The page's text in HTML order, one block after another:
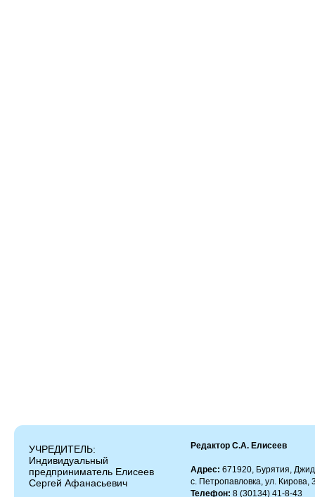
УЧРЕДИТЕЛЬ:
Индивидуальный
предприниматель Елисеев
Сергей Афанасьевич
Редактор С.А. Елисеев
Адрес: 671920, Бурятия,
с. Петропавловка, ул. Кирова,
Телефон: 8 (30134) 41-8-43